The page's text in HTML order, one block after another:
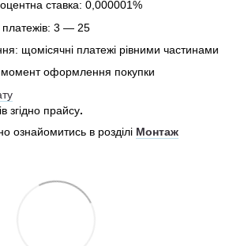
ставка: 0,000001%
платежів: 3 — 25
щомісячні платежі рівними частинами
оформлення покупки
згідно прайсу.
ознайомитись в розділі Монтаж